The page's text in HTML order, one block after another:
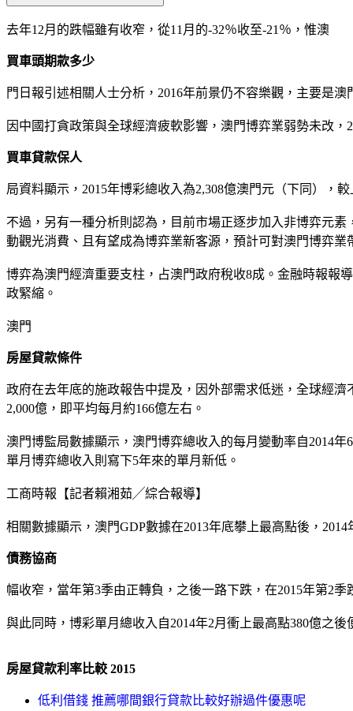
去年12月的跌幅雖有收窄，從11月的-32％收至-21％，惟澳
買車頭期款多少
門日報引述相關人士分析，2016年前景仍不容樂觀，主要是
因中國打貪政策與全球經濟疲軟影響，澳門博弈業弱勢未改，
買車貸款保人
局資料顯示，2015年博彩總收入為2,308億澳門元（下同），
不過，另有一種分析則認為，目前市場正逐步加入非博弈元
動觀光消費、且有望成為博弈業新客源，預計可對澳門博弈業
博弈為澳門經濟重要支柱，占澳門政府稅收8成。金融時報報
政緊縮。
澳門
房屋貸款條件
政府在去年底的施政報告中提及，因外部需求低迷，全球經
2,000億，即平均每月約166億左右。
澳門博監局數據顯示，澳門博弈總收入的每月變動率自2014
單月博弈總收入則寫下5年來的單月新低。
工商時報【記者賴湘茹╱綜合報導】
相關數據顯示，澳門GDP數據在2013年底攀上最高點後，2014
債務協商
幅收窄，當年第3季由正轉負，之後一路下跌，在2015年第2季
與此同時，博彩單月總收入自2014年2月衝上最高點380億之
房屋貸款利率比較 2015
低利借錢 推薦哪間銀行貸款比較好辦過件優惠呢